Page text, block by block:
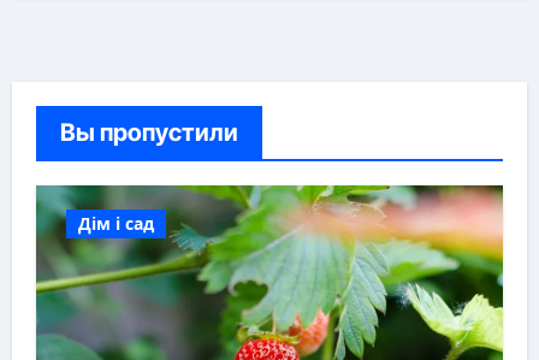
Вы пропустили
Дім і сад